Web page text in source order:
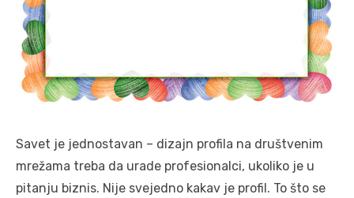
Savet je jednostavan – dizajn profila na društvenim
mrežama treba da urade profesionalci, ukoliko je u
pitanju biznis. Nije svejedno kakav je profil. To što se